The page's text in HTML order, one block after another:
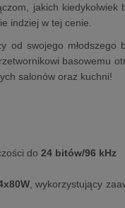
jakich
indziej w tej cenie.
od swojego
basowemu
salonów oraz kuchni!
do24 bitów/96 kHz
, wykorzystujący